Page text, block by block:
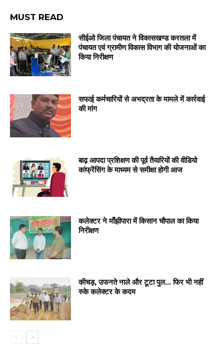
MUST READ
सीईओ जिला पंचायत ने विकासखण्ड करतला में
पंचायत एवं ग्रामीण विकास विभाग की योजनाओं का
किया निरीक्षण
सफाई कर्मचारियों से अभद्रता के मामले में कार्रवाई
की मांग
बाढ़ आपदा प्रशिक्षण की पूर्व तैयारियों की वीडियो
कांफ्रेंसिंग के माध्यम से समीक्षा होगी आज
कलेक्टर ने माँझीपारा में किसान चौपाल का किया
निरीक्षण
कीचड़, उफनते नाले और टूटा पुल… फिर भी नहीं
रुके कलेक्टर के कदम